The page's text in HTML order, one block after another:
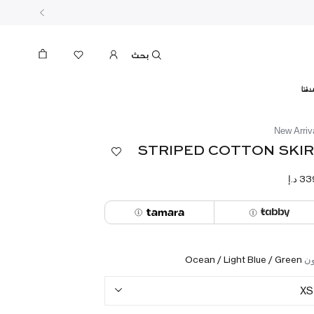
New
STRIPED COTTON
Ocean / Light Blue / Green
XS